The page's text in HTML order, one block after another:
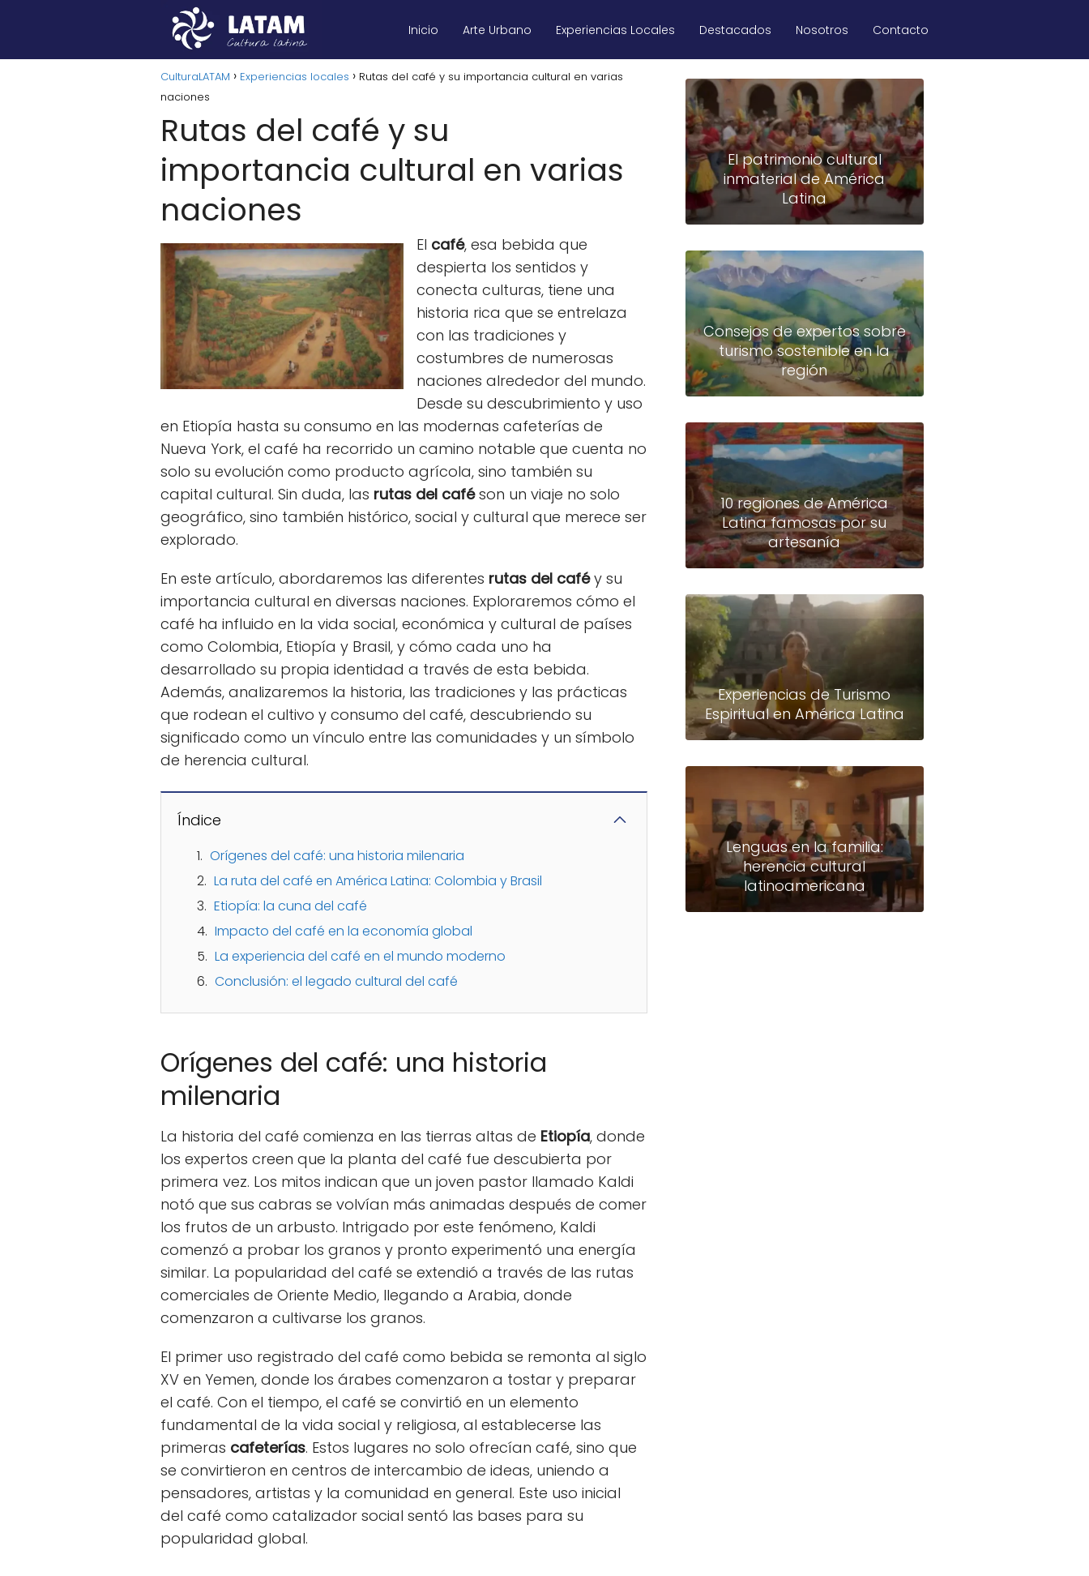
Inicio Arte Urbano Experiencias Locales Destacados Nosotros Contacto
CulturaLATAM Experiencias locales
Rutas del café y su importancia cultural en varias
naciones
Rutas del café y su
importancia cultural en varias
naciones
El café, esa bebida que
despierta los sentidos y
conecta culturas, tiene una
historia rica que se entrelaza
con las tradiciones y
costumbres de numerosas
naciones alrededor del mundo.
Desde su descubrimiento y uso
en Etiopía hasta su consumo en las modernas cafeterías de
Nueva York, el café ha recorrido un camino notable que cuenta no
solo su evolución como producto agrícola, sino también su
capital cultural. Sin duda, las rutas del caféson un viaje no solo
geográfico, sino también histórico, social y cultural que merece ser
explorado.
En este artículo, abordaremos las diferentes rutas del caféy su
importancia cultural en diversas naciones. Exploraremos cómo el
café ha influido en la vida social, económica y cultural de países
como Colombia, Etiopía y Brasil, y cómo cada uno ha
desarrollado su propia identidad a través de esta bebida.
Además, analizaremos la historia, las tradiciones y las prácticas
que rodean el cultivo y consumo del café, descubriendo su
significado como un vínculo entre las comunidades y un símbolo
de herencia cultural.
Índice
Orígenes del café: una historia milenaria
La ruta del café en América Latina: Colombia y Brasil
Etiopía: la cuna del café
Impacto del café en la economía global
La experiencia del café en el mundo moderno
Conclusión: el legado cultural del café
Orígenes del café: una historia
milenaria
La historia del café comienza en las tierras altas de Etiopía, donde
los expertos creen que la planta del café fue descubierta por
primera vez. Los mitos indican que un joven pastor llamado Kaldi
notó que sus cabras se volvían más animadas después de comer
los frutos de un arbusto. Intrigado por este fenómeno, Kaldi
comenzó a probar los granos y pronto experimentó una energía
similar. La popularidad del café se extendió a través de las rutas
comerciales de Oriente Medio, llegando a Arabia, donde
comenzaron a cultivarse los granos.
El primer uso registrado del café como bebida se remonta al siglo
XV en Yemen, donde los árabes comenzaron a tostar y preparar
el café. Con el tiempo, el café se convirtió en un elemento
fundamental de la vida social y religiosa, al establecerse las
primeras cafeterías. Estos lugares no solo ofrecían café, sino que
se convirtieron en centros de intercambio de ideas, uniendo a
pensadores, artistas y la comunidad en general. Este uso inicial
del café como catalizador social sentó las bases para su
popularidad global.
El patrimonio cultural
inmaterial de América
Latina
Consejos de expertos sobre
turismo sostenible en la
región
10 regiones de América
Latina famosas por su
artesanía
Experiencias de Turismo
Espiritual en América Latina
Lenguas en la familia:
herencia cultural
latinoamericana